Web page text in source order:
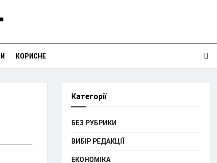
КОРИСНЕ
Категорії
БЕЗ РУБРИКИ
ВИБІР РЕДАКЦІЇ
ЕКОНОМІКА